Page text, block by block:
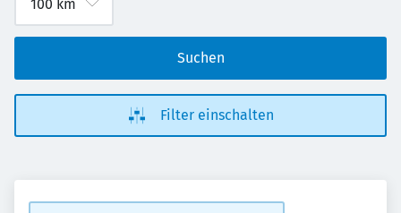
Suchen
Filter einschalten